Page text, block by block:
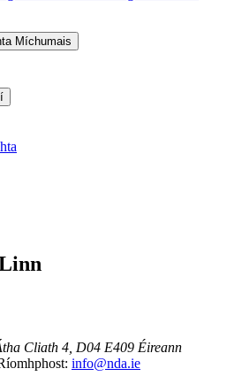
Míchumais
Cliath 4, D04 E409 Éireann
info@nda.ie